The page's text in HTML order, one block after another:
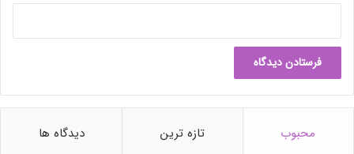
محبوب تازه ترین دیدگاه ها